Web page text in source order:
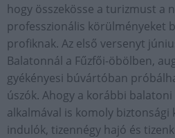
hogy összekösse a turizmust a
professzionális körülményeket
profiknak. Az első versenyt
Balatonnál a Fűzfői-öbölben,
gyékényesi búvártóban
úszók. Ahogy a korábbi
alkalmával is komoly biztonsági
indulók, tizennégy hajó és